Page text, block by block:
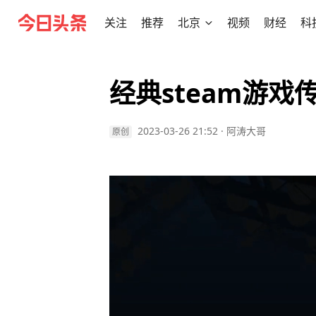
关注 推荐 北京 视频 财经 科
经典steam游戏
原创 2023-03-26 21:52 · 阿涛大哥